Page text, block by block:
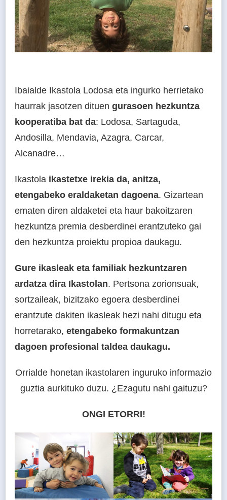
Ibaialde Ikastola Lodosa eta ingurko herrietako
haurrak jasotzen dituen gurasoen hezkuntza
kooperatiba bat da: Lodosa, Sartaguda,
Andosilla, Mendavia, Azagra, Carcar,
Alcanadre…
Ikastola ikastetxe irekia da, anitza,
etengabeko eraldaketan dagoena. Gizartean
ematen diren aldaketei eta haur bakoitzaren
hezkuntza premia desberdinei erantzuteko gai
den hezkuntza proiektu propioa daukagu.
Gure ikasleak eta familiak hezkuntzaren
ardatza dira Ikastolan. Pertsona zorionsuak,
sortzaileak, bizitzako egoera desberdinei
erantzute dakiten ikasleak hezi nahi ditugu eta
horretarako, etengabeko formakuntzan
dagoen profesional taldea daukagu.
Orrialde honetan ikastolaren inguruko informazio
guztia aurkituko duzu. ¿Ezagutu nahi gaituzu?
ONGI ETORRI!